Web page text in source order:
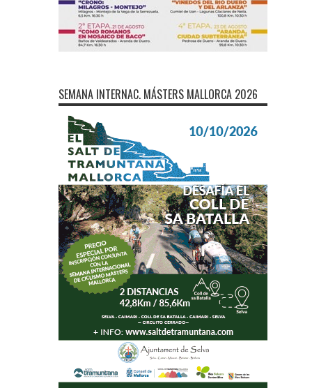
SEMANA INTERNAC. MÁSTERS MALLORCA 2026